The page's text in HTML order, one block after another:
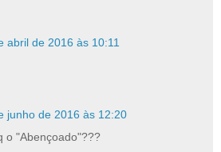
abril de 2016 às 10:11
junho de 2016 às 12:20
o "Abençoado"???